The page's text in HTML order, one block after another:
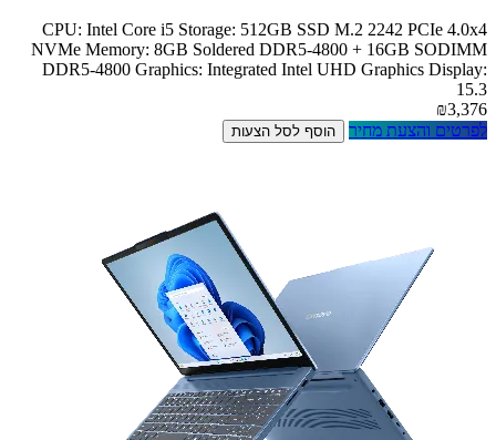
CPU: Intel Core i5 Storage: 512GB SSD M.2 2242 PCIe 4.0x4
NVMe Memory: 8GB Soldered DDR5-4800 + 16GB SODIMM
DDR5-4800 Graphics: Integrated Intel UHD Graphics Display:
15.3
₪3,376
לפרטים והצעת מחיר
הוסף לסל הצעות